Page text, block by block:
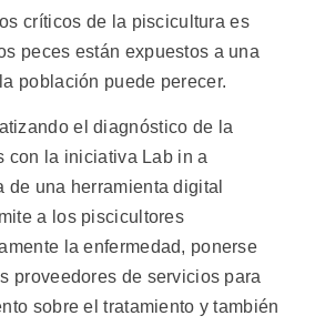
críticos de la piscicultura es
peces están expuestos a una
población puede perecer.
el diagnóstico de la
con la iniciativa Lab in a
de una herramienta digital
a los piscicultores
la enfermedad, ponerse
proveedores de servicios para
sobre el tratamiento y también